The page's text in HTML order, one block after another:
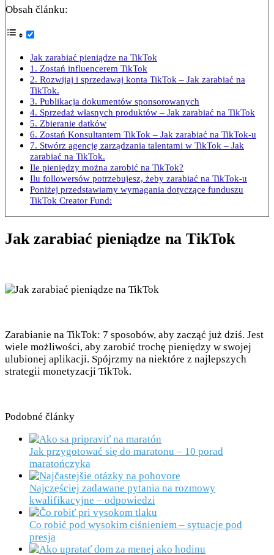
Obsah článku:
Jak zarabiać pieniądze na TikTok
1. Zostań influencerem TikTok
2. Rozwijaj i sprzedawaj konta TikTok – Jak zarabiać na
TikTok.
3. Publikacja dokumentów sponsorowanych
4. Sprzedaż własnych produktów – Jak zarabiać na TikTok
5. Zbieranie datków
6. Zostań Konsultantem TikTok – Jak zarabiać na TikTok-u
7. Stwórz agencję zarządzania talentami w TikTok – Jak
zarabiać na TikTok.
Ile pieniędzy można zarobić na TikTok?
Ilu followersów potrzebujesz, żeby zarabiać na TikTok-u
Poniżej przedstawiamy wymagania dotyczące funduszu
TikTok Creator Fund:
Jak zarabiać pieniądze na TikTok
Zarabianie na TikTok: 7 sposobów, aby zacząć już dziś. Jest
wiele możliwości, aby zarobić trochę pieniędzy w swojej
ulubionej aplikacji. Spójrzmy na niektóre z najlepszych
strategii monetyzacji TikTok.
Podobné články
Jak przygotować się do maratonu – 10 porad
maratończyka
Najczęściej zadawane pytania na rozmowy
kwalifikacyjne – odpowiedzi
Co robić pod wysokim ciśnieniem – sytuacje pod
presją